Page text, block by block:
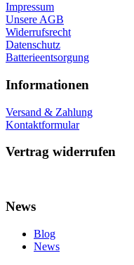
Impressum
Unsere AGB
Widerrufsrecht
Datenschutz
Batterieentsorgung
Informationen
Versand & Zahlung
Kontaktformular
Vertrag widerrufen
News
Blog
News